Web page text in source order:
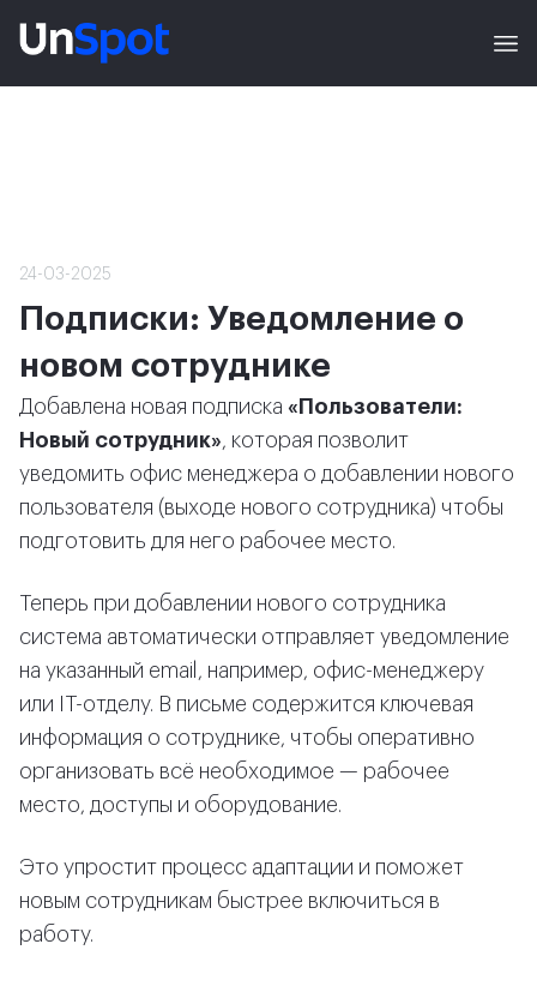
24-03-2025
Подписки: Уведомление о
новом сотруднике
Добавлена новая подписка «Пользователи:
Новый сотрудник», которая позволит
уведомить офис менеджера о добавлении нового
пользователя (выходе нового сотрудника) чтобы
подготовить для него рабочее место.
Теперь при добавлении нового сотрудника
система автоматически отправляет уведомление
на указанный email, например, офис-менеджеру
или IT-отделу. В письме содержится ключевая
информация о сотруднике, чтобы оперативно
организовать всё необходимое — рабочее
место, доступы и оборудование.
Это упростит процесс адаптации и поможет
новым сотрудникам быстрее включиться в
работу.